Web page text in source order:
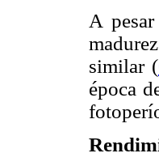
A
similar (
época